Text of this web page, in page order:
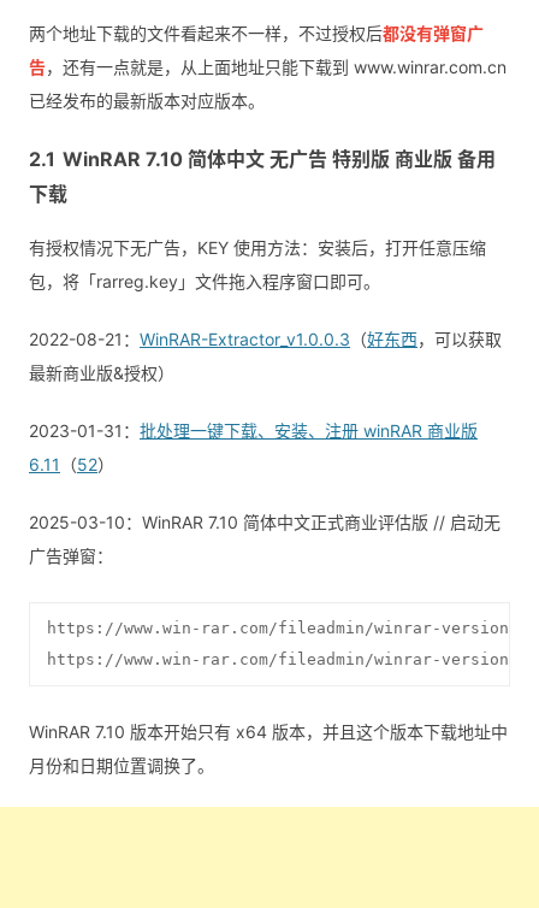
两个地址下载的文件看起来不一样，不过授权后都没有弹窗广
告，还有一点就是，从上面地址只能下载到 www.winrar.com.cn
已经发布的最新版本对应版本。
WinRAR 7.10 简体中文 无广告 特别版 商业版 备用
下载
有授权情况下无广告，KEY 使用方法：安装后，打开任意压缩
包，将「rarreg.key」文件拖入程序窗口即可。
2022-08-21： WinRAR-Extractor_v1.0.0.3 （好东西，可以获取
最新商业版&授权）
2023-01-31： 批处理一键下载、安装、注册 winRAR 商业版
6.11
（52）
2025-03-10：WinRAR 7.10 简体中文正式商业评估版 // 启动无
广告弹窗：
https://www.win-rar.com/fileadmin/winrar-versions/
https://www.win-rar.com/fileadmin/winrar-versions/
WinRAR 7.10 版本开始只有 x64 版本，并且这个版本下载地址中
月份和日期位置调换了。